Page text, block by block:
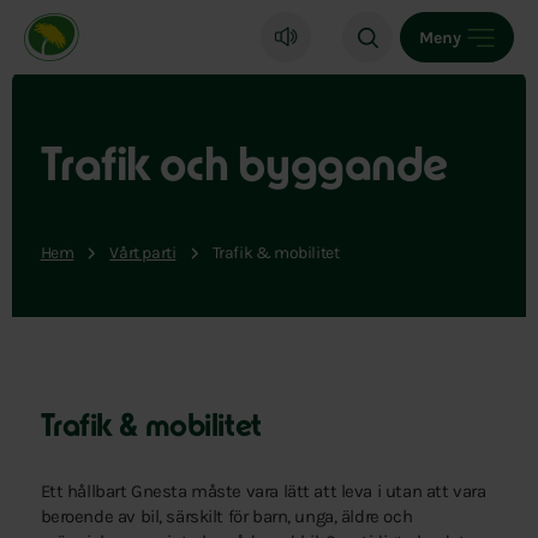
Miljöpartiet de gröna, startsida
Meny
Trafik och byggande
Hem Vårt parti Trafik & mobilitet
Trafik & mobilitet
Ett hållbart Gnesta måste vara lätt att leva i utan att vara
beroende av bil, särskilt för barn, unga, äldre och